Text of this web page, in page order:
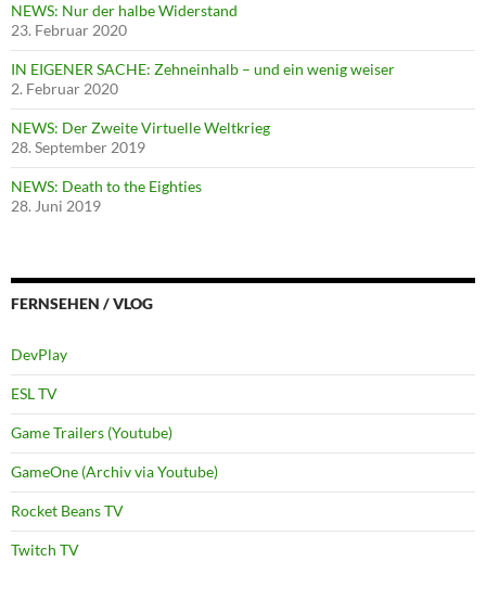
NEWS: Nur der halbe Widerstand
23. Februar 2020
IN EIGENER SACHE: Zehneinhalb – und ein wenig weiser
2. Februar 2020
NEWS: Der Zweite Virtuelle Weltkrieg
28. September 2019
NEWS: Death to the Eighties
28. Juni 2019
FERNSEHEN / VLOG
DevPlay
ESL TV
Game Trailers (Youtube)
GameOne (Archiv via Youtube)
Rocket Beans TV
Twitch TV